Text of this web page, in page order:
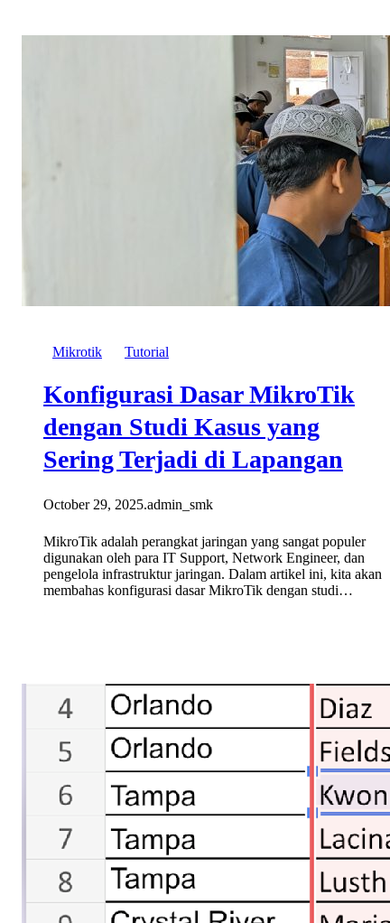
Mikrotik Tutorial
Konfigurasi Dasar MikroTik
dengan Studi Kasus yang
Sering Terjadi di Lapangan
October 29, 2025.admin_smk
MikroTik adalah perangkat jaringan yang sangat populer
digunakan oleh para IT Support, Network Engineer, dan
pengelola infrastruktur jaringan. Dalam artikel ini, kita akan
membahas konfigurasi dasar MikroTik dengan studi…